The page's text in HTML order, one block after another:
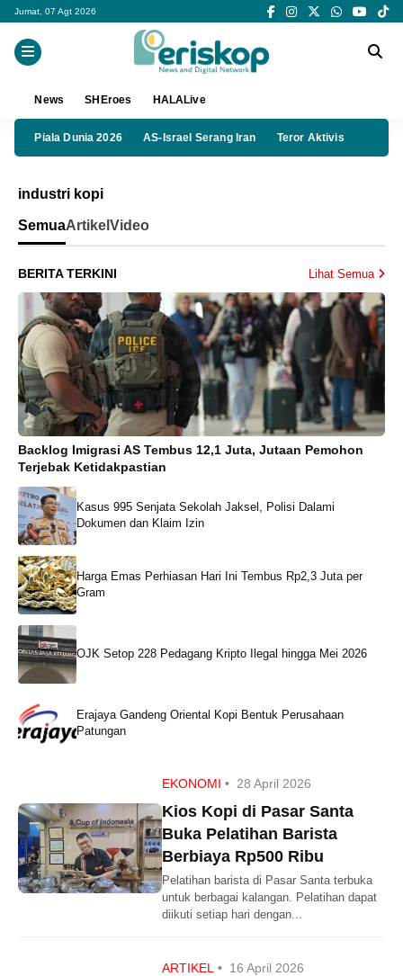
Jumat, 07 Agt 2026
News SHEroes HALALive
Piala Dunia 2026 AS-Israel Serang Iran Teror Aktivis
industri kopi
SemuaArtikel Video
BERITA TERKINI Lihat Semua
Backlog Imigrasi AS Tembus 12,1 Juta, Jutaan Pemohon
Terjebak Ketidakpastian
Kasus 995 Senjata Sekolah Jaksel, Polisi Dalami
Dokumen dan Klaim Izin
Harga Emas Perhiasan Hari Ini Tembus Rp2,3 Juta per
Gram
OJK Setop 228 Pedagang Kripto Ilegal hingga Mei 2026
Erajaya Gandeng Oriental Kopi Bentuk Perusahaan
Patungan
EKONOMI • 28 April 2026
Kios Kopi di Pasar Santa
Buka Pelatihan Barista
Berbiaya Rp500 Ribu
Pelatihan barista di Pasar Santa terbuka
untuk berbagai kalangan. Pelatihan dapat
diikuti setiap hari dengan...
ARTIKEL • 16 April 2026